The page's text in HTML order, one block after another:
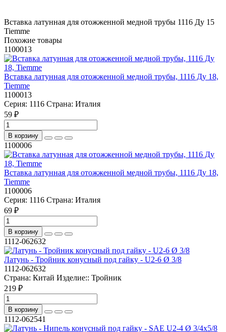
Вставка латунная для отожженной медной трубы 1116 Ду 15
Tiemme
Похожие товары
1100013
Вставка латунная для отожженной медной трубы, 1116 Ду 18,
Tiemme
1100013
Серия: 1116 Страна: Италия
59 ₽
В корзину
1100006
Вставка латунная для отожженной медной трубы, 1116 Ду 18,
Tiemme
1100006
Серия: 1116 Страна: Италия
69 ₽
В корзину
1112-062632
Латунь - Тройник конусный под гайку - U2-6 Ø 3/8
1112-062632
Страна: Китай Изделие:: Тройник
219 ₽
В корзину
1112-062541